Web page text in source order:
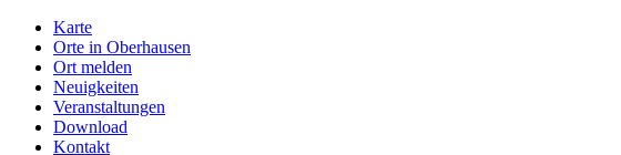
Karte
Orte in Oberhausen
Ort melden
Neuigkeiten
Veranstaltungen
Download
Kontakt